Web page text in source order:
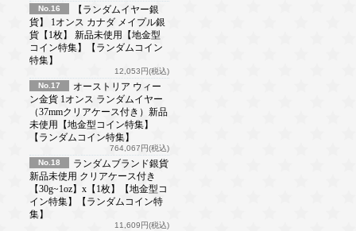
No.16
【ランダムイヤー銀
貨】 1オンス カナダ メイプル銀
貨【1枚】 新品未使用【地金型
コイン特集】【ランダムコイン
特集】
12,053円(税込)
No.17
オーストリア ウィー
ン金貨 1オンス ランダムイヤー
（37mmクリアケース付き）新品
未使用【地金型コイン特集】
【ランダムコイン特集】
764,067円(税込)
No.18
ランダムブランド銀貨
新品未使用 クリアケース付き
【30g~1oz】x【1枚】【地金型コ
イン特集】【ランダムコイン特
集】
11,609円(税込)